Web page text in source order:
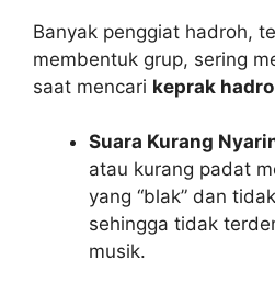
Banyak penggiat hadroh,
membentuk grup, sering
saat mencari keprak
Suara Kurang
atau kurang padat
yang “blak” dan
sehingga tidak
musik.